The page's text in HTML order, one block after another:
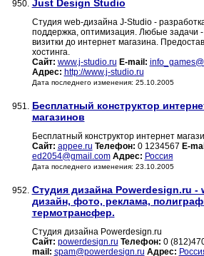
950. Just Design Studio
Студия web-дизайна J-Studio -
поддержка, оптимизация. Любые задачи -
визитки до интернет магазина.
хостинга.
Сайт: www.j-studio.ru E-mail:
Адрес: http://www.j-studio.ru
Дата последнего изменения: 25.10.2005
951. Бесплатный конструктор
магазинов
Бесплатный конструктор интернет
Сайт: appee.ru Телефон: 0 1234567 E-
ed2054@gmail.com Адрес: Россия
Дата последнего изменения: 23.10.2005
952. Студия дизайна Powerdesign.ru -
дизайн, фото, реклама,
термотрансфер.
Студия дизайна Powerdesign.ru
Сайт: powerdesign.ru Телефон: 0
mail: spam@powerdesign.ru Адрес: